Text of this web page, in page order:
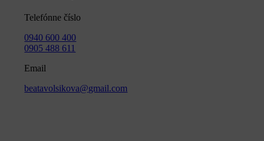
Telefónne číslo
0940 600 400
0905 488 611
Email
beatavolsikova@gmail.com